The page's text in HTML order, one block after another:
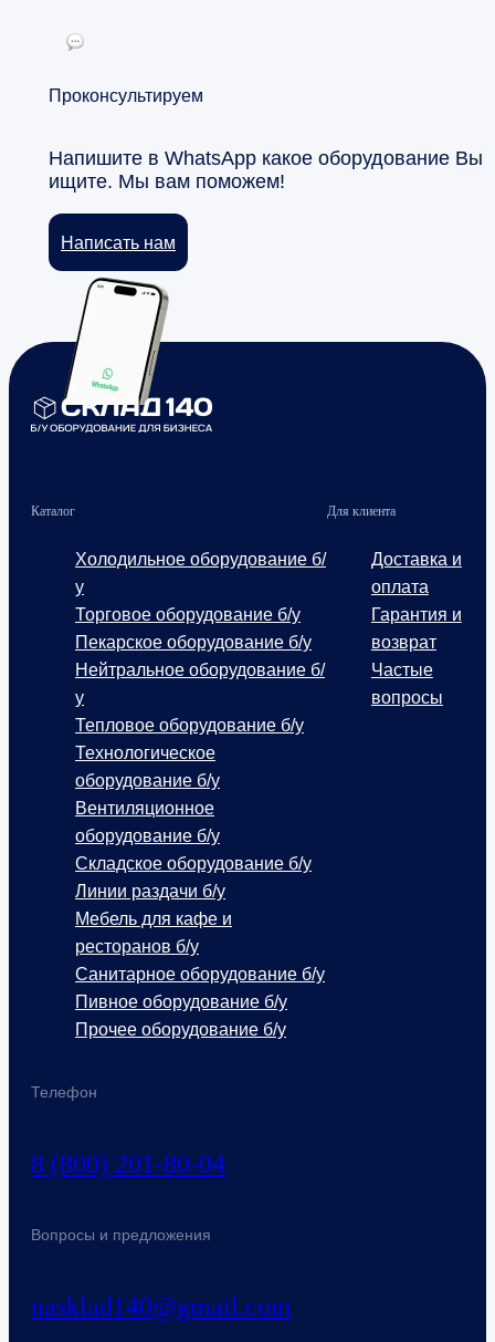
Проконсультируем
Напишите в WhatsApp какое оборудование Вы
ищите. Мы вам поможем!
Написать нам
Телефон
8 (800) 201-80-04
Вопросы и предложения
nasklad140@gmail.com
Каталог
Холодильное оборудование б/
у
Торговое оборудование б/у
Пекарское оборудование б/у
Нейтральное оборудование б/
у
Тепловое оборудование б/у
Технологическое
оборудование б/у
Вентиляционное
оборудование б/у
Складское оборудование б/у
Линии раздачи б/у
Мебель для кафе и
ресторанов б/у
Санитарное оборудование б/у
Пивное оборудование б/у
Прочее оборудование б/у
Для клиента
Доставка и
оплата
Гарантия и
возврат
Частые
вопросы